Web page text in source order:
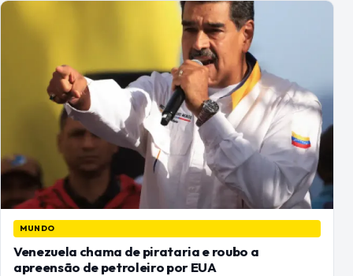
MUNDO
Venezuela chama de pirataria e roubo a
apreensão de petroleiro por EUA